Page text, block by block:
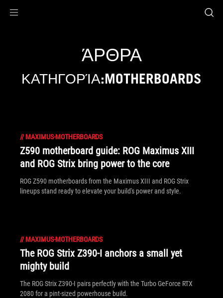
ΆΡΘΡΑ
ΚΑΤΗΓΟΡΊΑ:MOTHERBOARDS
// MAXIMUS-MOTHERBOARDS
Z590 motherboard guide: ROG Maximus XIII
and ROG Strix bring power to the core
ROG Z590 motherboards from the Maximus XIII and ROG Strix
lineups stand ready to elevate your build's power and style.
// MAXIMUS-MOTHERBOARDS
The ROG Strix Z390-I anchors a small yet
mighty build
The ROG Strix Z390-I pairs perfectly with the Turbo GeForce RTX
2080 for a pint-sized powerhouse build.